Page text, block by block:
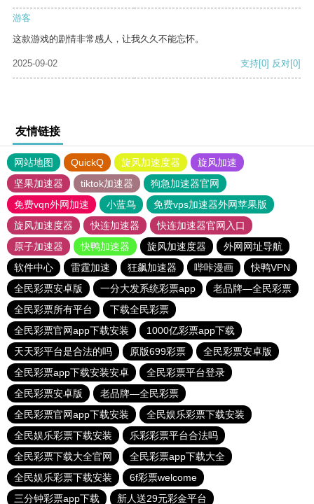
游客
这款游戏的剧情非常感人，让我久久不能忘怀。
2025-09-02 支持[0] 反对[0]
友情链接
网站地图 QuickQ 旋风加速度器
旋风加速
坚果加速器
tiktok加速器
狗急加速器官网
免费vqn外网加速
小蓝鸟
免费vps加速器外网苹果版
旋风加速度器
快连加速器
快连加速器官网入口
原子加速器
快鸭加速器 旋风加速度器
外网网址导航
软件中心
雷霆加速 狂飙加速器 哔咔漫画
快鸭VPN
全民彩票安卓版
一分大发系统彩票app
老品牌—全民彩票
全民彩票所有平台
下载全民彩票
全民彩票官网app下载安装
1000亿彩票app下载
天天彩平台是合法的吗
原版699彩票
全民彩票安卓版
全民彩票app下载安装安卓
全民彩票平台登录
全民彩票安卓版
老品牌—全民彩票
全民彩票官网app下载安装
全民娱乐彩票下载安装
全民娱乐彩票下载安装
乐彩彩票平台合法吗
全民彩票下载大全官网
全民彩票app下载大全
全民娱乐彩票下载安装
6f彩票welcome
三分钟彩票app下载
新人送29元彩金平台